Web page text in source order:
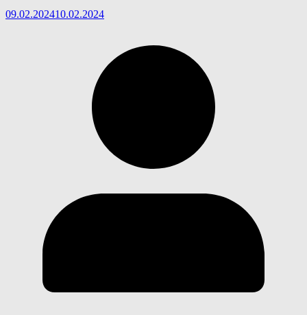
09.02.202410.02.2024